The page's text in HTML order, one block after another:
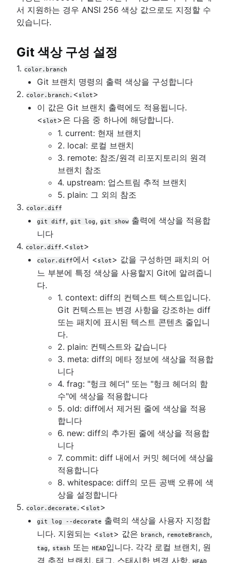
서 지원하는 경우 ANSI 256 색상 값으로도 지정할 수
있습니다.
Git 색상 구성 설정
1. color.branch
Git 브랜치 명령의 출력 색상을 구성합니다
2. color.branch. < slot>
이 값은 Git 브랜치 출력에도 적용됩니다.
< slot>은 다음 중 하나에 해당합니다.
1. current: 현재 브랜치
2. local: 로컬 브랜치
3. remote: 참조/원격 리포지토리의 원격
브랜치 참조
4. upstream: 업스트림 추적 브랜치
5. plain: 그 외의 참조
3. color.diff
git diff, git log, git show 출력에 색상을 적용합
니다
4. color.diff.< slot>
color.diff에서 < slot> 값을 구성하면 패치의 어
느 부분에 특정 색상을 사용할지 Git에 알려줍니
다.
1. context: diff의 컨텍스트 텍스트입니다.
Git 컨텍스트는 변경 사항을 강조하는 diff
또는 패치에 표시된 텍스트 콘텐츠 줄입니
다.
2. plain: 컨텍스트와 같습니다
3. meta: diff의 메타 정보에 색상을 적용합
니다
4. frag: "헝크 헤더" 또는 "헝크 헤더의 함
수"에 색상을 적용합니다
5. old: diff에서 제거된 줄에 색상을 적용
합니다
6. new: diff의 추가된 줄에 색상을 적용합
니다
7. commit: diff 내에서 커밋 헤더에 색상을
적용합니다
8. whitespace: diff의 모든 공백 오류에 색
상을 설정합니다
5. color.decorate. < slot>
git log --decorate 출력의 색상을 사용자 지정합
니다. 지원되는 < slot> 값은 branch, remoteBranch,
tag, stash 또는 HEAD입니다. 각각 로컬 브랜치, 원
격 추적 브랜치, 태그, 스태시한 변경 사항, HEAD